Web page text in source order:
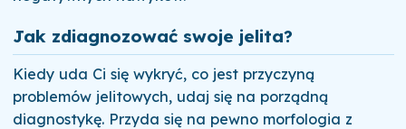
Jak zdiagnozować swoje jelita?
Kiedy uda Ci się wykryć, co jest przyczyną
problemów jelitowych, udaj się na porządną
diagnostykę. Przyda się na pewno morfologia z